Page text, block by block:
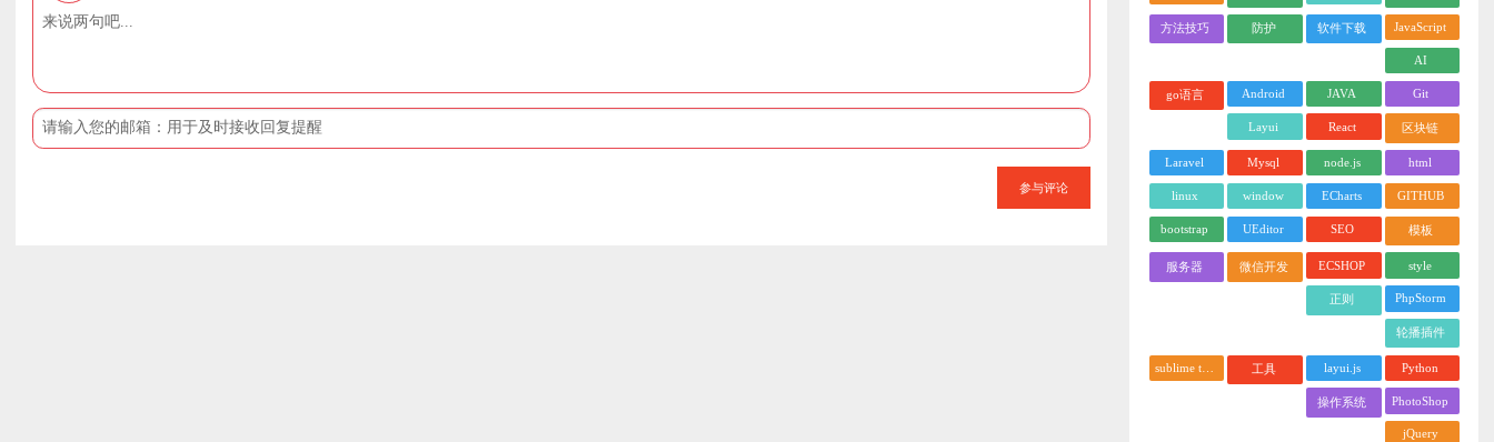
参与评论
方法技巧 防护 软件下载 JavaScript
AI
go语言 Android JAVA Git
Layui React 区块链
Laravel Mysql node.js html
linux window ECharts GITHUB
bootstrap UEditor SEO 模板
服务器 微信开发 ECSHOP style
正则 PhpStorm
轮播插件
sublime text 工具 layui.js Python
操作系统 PhotoShop
jQuery